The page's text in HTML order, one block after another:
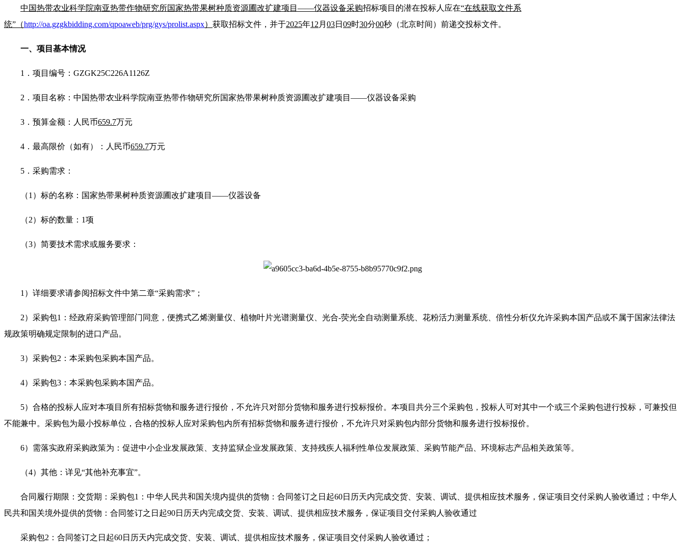
中国热带农业科学院南亚热带作物研究所国家热带果树种质资源圃改扩建项目——仪器设备采购招标项目的潜在投标人应在“在线获取文件系
统”（http://oa.gzgkbidding.com/qpoaweb/prg/gys/prolist.aspx） 获取招标文件，并于2025年12 月 03日 09时30分00秒（北京时间）前递交投标文件。
一、项目基本情况
1．项目编号：GZGK25C226A1126Z
2．项目名称：中国热带农业科学院南亚热带作物研究所国家热带果树种质资源圃改扩建项目——仪器设备采购
3．预算金额：人民币659.7万元
4．最高限价（如有）：人民币659.7万元
5．采购需求：
（1）标的名称：国家热带果树种质资源圃改扩建项目——仪器设备
（2）标的数量：1项
（3）简要技术需求或服务要求：
1）详细要求请参阅招标文件中第二章“采购需求”；
2）采购包1：经政府采购管理部门同意，便携式乙烯测量仪、植物叶片光谱测量仪、光合-荧光全自动测量系统、花粉活力测量系统、倍性分析仪允许采购本国产品或不属于国家法律法
规政策明确规定限制的进口产品。
3）采购包2：本采购包采购本国产品。
4）采购包3：本采购包采购本国产品。
5）合格的投标人应对本项目所有招标货物和服务进行报价，不允许只对部分货物和服务进行投标报价。本项目共分三个采购包，投标人可对其中一个或三个采购包进行投标，可兼投但
不能兼中。采购包为最小投标单位，合格的投标人应对采购包内所有招标货物和服务进行报价，不允许只对采购包内部分货物和服务进行投标报价。
6）需落实政府采购政策为：促进中小企业发展政策、支持监狱企业发展政策、支持残疾人福利性单位发展政策、采购节能产品、环境标志产品相关政策等。
（4）其他：详见“其他补充事宜”。
合同履行期限：交货期：采购包1：中华人民共和国关境内提供的货物：合同签订之日起60日历天内完成交货、安装、调试、提供相应技术服务，保证项目交付采购人验收通过；中华人
民共和国关境外提供的货物：合同签订之日起90日历天内完成交货、安装、调试、提供相应技术服务，保证项目交付采购人验收通过
采购包2：合同签订之日起60日历天内完成交货、安装、调试、提供相应技术服务，保证项目交付采购人验收通过；